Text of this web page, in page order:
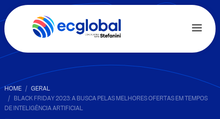
HOME
GERAL
BLACK FRIDAY 2023: A BUSCA PELAS MELHORES OFERTAS EM TEMPOS
DE INTELIGÊNCIA ARTIFICIAL